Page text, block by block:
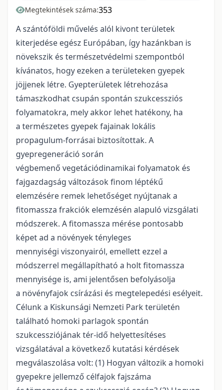
Megtekintések száma:353
A szántóföldi művelés alól kivont területek
kiterjedése egész Európában, így hazánkban is
növekszik és természetvédelmi szempontból
kívánatos, hogy ezeken a területeken gyepek
jöjjenek létre. Gyepterületek létrehozása
támaszkodhat csupán spontán szukcessziós
folyamatokra, mely akkor lehet hatékony, ha
a természetes gyepek fajainak lokális
propagulum-forrásai biztosítottak. A
gyepregeneráció során
végbemenő vegetációdinamikai folyamatok és
fajgazdagság változások finom léptékű
elemzésére remek lehetőséget nyújtanak a
fitomassza frakciók elemzésén alapuló vizsgálati
módszerek. A fitomassza mérése pontosabb
képet ad a növények tényleges
mennyiségi viszonyairól, emellett ezzel a
módszerrel megállapítható a holt fitomassza
mennyisége is, ami jelentősen befolyásolja
a növényfajok csírázási és megtelepedési esélyeit.
Célunk a Kiskunsági Nemzeti Park területén
található homoki parlagok spontán
szukcessziójának tér-idő helyettesítéses
vizsgálatával a következő kutatási kérdések
megválaszolása volt: (1) Hogyan változik a homoki
gyepekre jellemző célfajok fajszáma